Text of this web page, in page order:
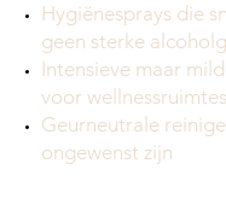
Hygiënesprays die
geen sterke
Intensieve maar
voor wellnessruimtes
Geurneutrale
ongewenst zijn